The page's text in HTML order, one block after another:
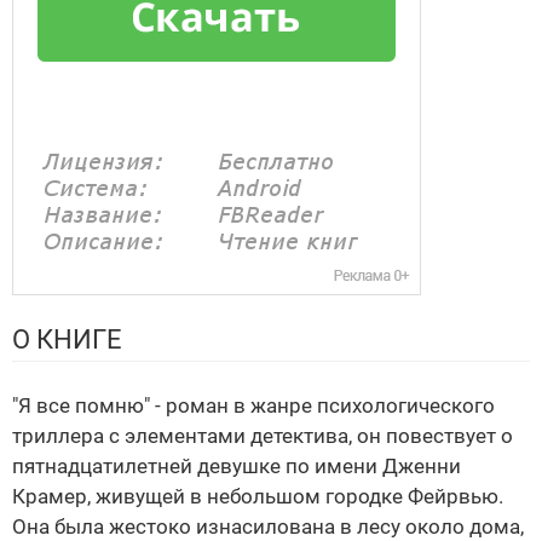
О КНИГЕ
"Я все помню" - роман в жанре психологического
триллера с элементами детектива, он повествует о
пятнадцатилетней девушке по имени Дженни
Крамер, живущей в небольшом городке Фейрвью.
Она была жестоко изнасилована в лесу около дома,